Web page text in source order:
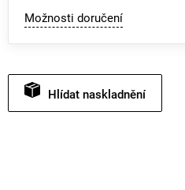
Možnosti doručení
Hlídat